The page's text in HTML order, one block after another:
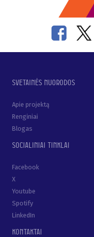
Svetainės nuorodos
Apie projektą
Renginiai
Blogas
Socialiniai tinklai
Facebook
X
Youtube
Spotify
LinkedIn
Kontaktai